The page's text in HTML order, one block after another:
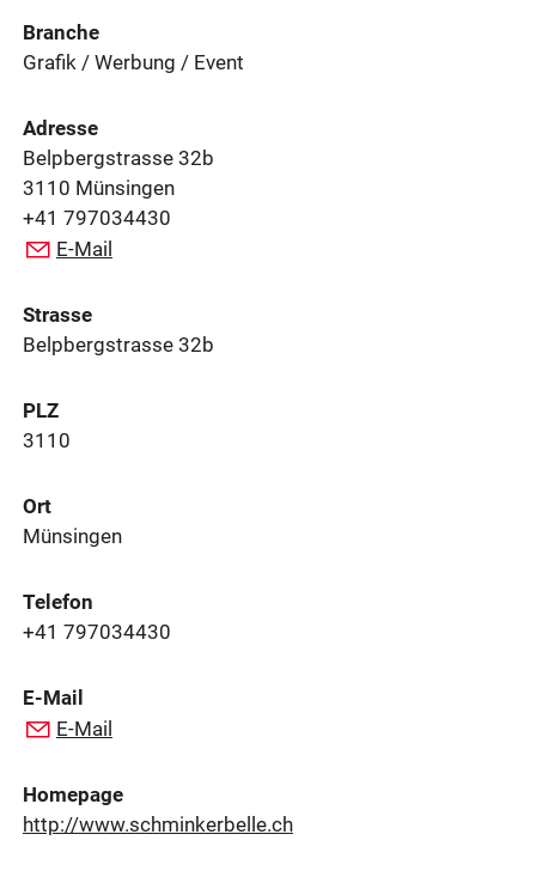
Branche
Grafik / Werbung / Event
Adresse
Belpbergstrasse 32b
3110 Münsingen
+41 797034430
E-Mail
Strasse
Belpbergstrasse 32b
PLZ
3110
Ort
Münsingen
Telefon
+41 797034430
E-Mail
E-Mail
Homepage
http://www.schminkerbelle.ch